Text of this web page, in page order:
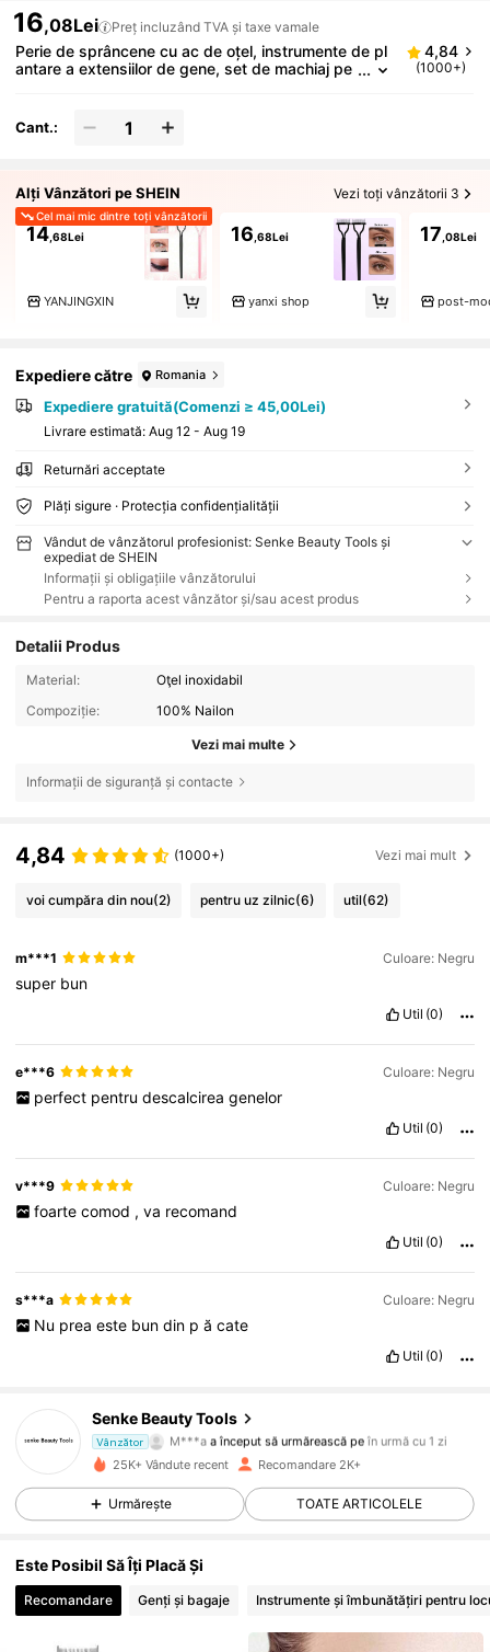
16,08Lei Preț incluzând TVA și taxe vamale
Perie de sprâncene cu ac de oțel, instrumente de pl
antare a extensiilor de gene, set de machiaj pe
pentru sprâncene, perie pentru fard de pleoape, pe
rie, cadouri
4,84
(1000+)
Cant.:
Alți Vânzători pe SHEIN Vezi toți vânzătorii 3
Cel mai mic dintre toți vânzătorii
14,68Lei
YANJINGXIN
16 ,68Lei
yanxi shop
17 ,08Lei
post-
Expediere către Romania
Expediere gratuită(Comenzi ≥ 45,00Lei)
Livrare estimată: Aug 12 - Aug 19
Returnări acceptate
Plăți sigure · Protecția confidențialității
Vândut de vânzătorul profesionist: Senke Beauty Tools și
expediat de SHEIN
Informații și obligațiile vânzătorului
Pentru a raporta acest vânzător și/sau acest produs
Detalii Produs
Material:
Oţel inoxidabil
Compoziție:
100% Nailon
Vezi mai multe
Informații de siguranță și contacte
4,84 (1000+) Vezi mai mult
voi cumpăra din nou(2) pentru uz zilnic(6) util(62)
m***1 Culoare: Negru
super bun
Util (0)
e***6 Culoare: Negru
perfect pentru descalcirea genelor
Util (0)
v***9 Culoare: Negru
foarte comod , va recomand
Util (0)
s***a Culoare: Negru
Nu prea este bun din p ă cate
Util (0)
Senke Beauty Tools
Vânzător
4,87 325 Urmăritori
M***a a început să urmărească pe în urmă cu 1 zi
navighează
4,87
325 Urmăritori
325 Urmăritori
325 Urmăritori
25K+ Vândute recent Recomandare 2K+
Urmărește TOATE ARTICOLELE
Este Posibil Să Îți Placă Și
Recomandare Genți și bagaje Instrumente și îmbunătățiri pentru